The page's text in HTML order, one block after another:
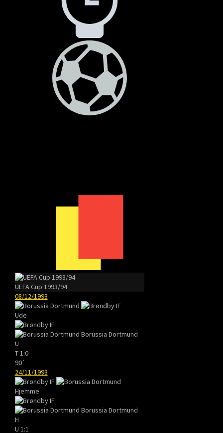
UEFA Cup 1993/94
08/12/1993
Ude
Borussia Dortmund
U
T 1:0
90`
24/11/1993
Hjemme
Borussia Dortmund
H
U 1:1